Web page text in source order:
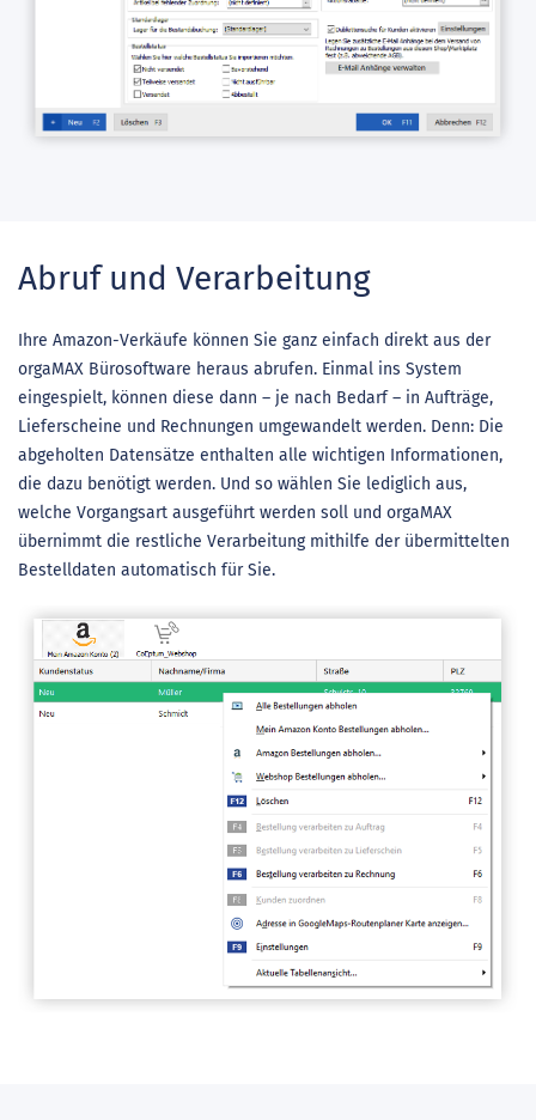
Abruf und Verarbeitung
Ihre Amazon-Verkäufe können Sie ganz einfach direkt aus der
orgaMAX Bürosoftware heraus abrufen. Einmal ins System
eingespielt, können diese dann – je nach Bedarf – in Aufträge,
Lieferscheine und Rechnungen umgewandelt werden. Denn: Die
abgeholten Datensätze enthalten alle wichtigen Informationen,
die dazu benötigt werden. Und so wählen Sie lediglich aus,
welche Vorgangsart ausgeführt werden soll und orgaMAX
übernimmt die restliche Verarbeitung mithilfe der übermittelten
Bestelldaten automatisch für Sie.